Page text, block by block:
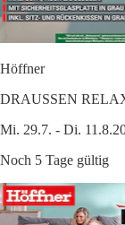
Höffner
DRAUSSEN
Mi. 29.7. - Di.
Noch 5 Tage gültig